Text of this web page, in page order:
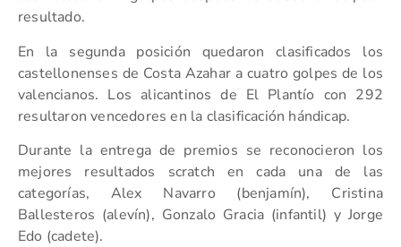
resultado.
En la segunda posición quedaron clasificados los
castellonenses de Costa Azahar a cuatro golpes de los
valencianos. Los alicantinos de El Plantío con 292
resultaron vencedores en la clasificación hándicap.
Durante la entrega de premios se reconocieron los
mejores resultados scratch en cada una de las
categorías, Alex Navarro (benjamín), Cristina
Ballesteros (alevín), Gonzalo Gracia (infantil) y Jorge
Edo (cadete).